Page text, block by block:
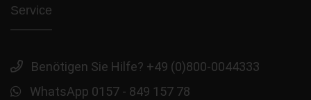
Service
Benötigen Sie Hilfe? +49 (0)800-0044333
WhatsApp 0157 - 849 157 78